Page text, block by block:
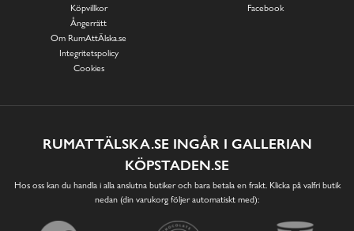
Köpvillkor
Ångerrätt
Om RumAttÄlska.se
Integritetspolicy
Cookies
Facebook
RUMATTÄLSKA.SE INGÅR I GALLERIAN
KÖPSTADEN.SE
Hos oss kan du handla i alla anslutna butiker och bara betala en frakt. Klicka på valfri butik
nedan (din varukorg följer automatiskt med):